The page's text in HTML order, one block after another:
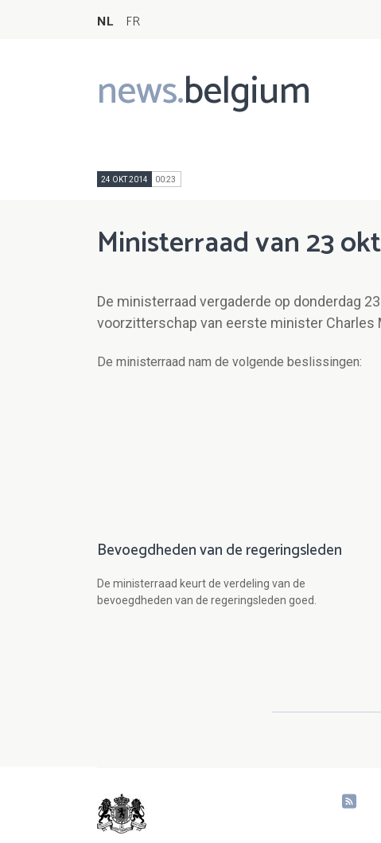
NL FR
news.belgium
Main
navigation
24 OKT 2014 00:23
Ministerraad van 23
De ministerraad vergaderde op donderdag
voorzitterschap van eerste minister Charles
De ministerraad nam de volgende beslissingen:
Bevoegdheden van de regeringsleden
De ministerraad keurt de verdeling van de
bevoegdheden van de regeringsleden goed.